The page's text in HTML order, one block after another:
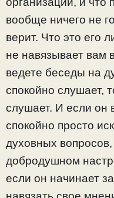
вообще ничего не
верит. Что это его
не навязывает вам
ведете беседы на
спокойно слушает,
слушает. И если он
спокойно просто
духовных
добродушном
если он начинает